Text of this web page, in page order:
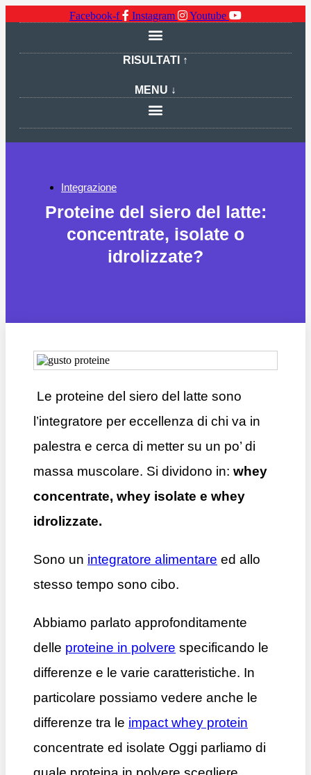
Facebook-f Instagram Youtube
RISULTATI ↑
MENU ↓
Integrazione
Proteine del siero del latte:
concentrate, isolate o
idrolizzate?
Le proteine del siero del latte sono
l’integratore per eccellenza di chi va in
palestra e cerca di metter su un po’ di
massa muscolare. Si dividono in: whey
concentrate, whey isolate e whey
idrolizzate.
Sono un integratore alimentare ed allo
stesso tempo sono cibo.
Abbiamo parlato approfonditamente
delle proteine in polvere specificando le
differenze e le varie caratteristiche. In
particolare possiamo vedere anche le
differenze tra le impact whey protein
concentrate ed isolate Oggi parliamo di